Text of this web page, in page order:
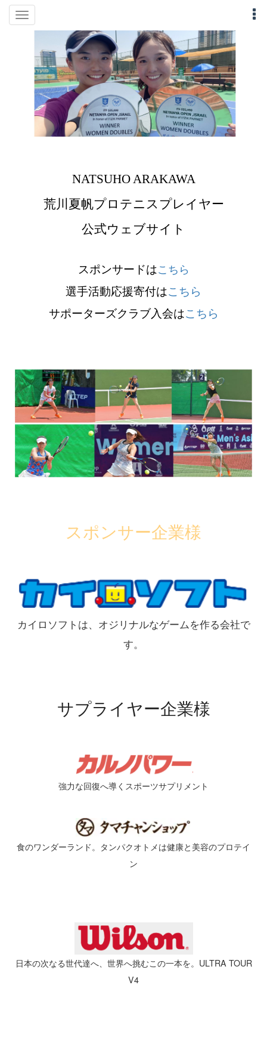
Toggle
navigation
NATSUHO ARAKAWA
荒川夏帆プロテニスプレイヤー
公式ウェブサイト
スポンサードはこちら
選手活動応援寄付はこちら
サポーターズクラブ入会はこちら
スポンサー企業様
カイロソフトは、オジリナルなゲームを作る会社で
す。
サプライヤー企業様
強力な回復へ導くスポーツサプリメント
食のワンダーランド。タンパクオトメは健康と美容のプロテイ
ン
日本の次なる世代達へ、世界へ挑むこの一本を。ULTRA TOUR
V4